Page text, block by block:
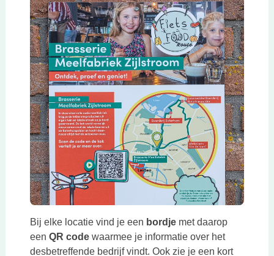
Bij elke locatie vind je een bordjemet daarop
een QR codewaarmee je informatie over het
desbetreffende bedrijf vindt. Ook zie je een kort